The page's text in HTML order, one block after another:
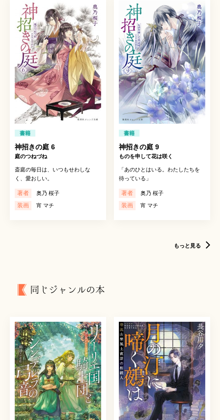
書籍
神招きの庭 6
庭のつねづね
斎庭の毎日は、いつもせわしな
く、愛おしい。
著者 奥乃 桜子
装画 宵 マチ
書籍
神招きの庭 9
ものを申して花は咲く
「あのひとはいる。わたしたちを
待っている」
著者 奥乃 桜子
装画 宵 マチ
もっと見る
同じジャンルの本